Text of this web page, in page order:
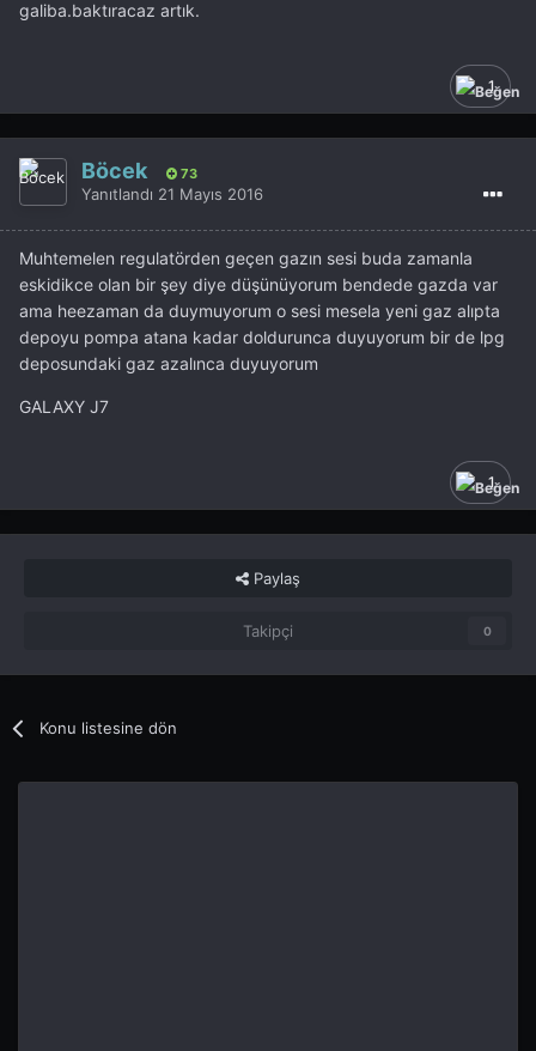
galiba.baktıracaz artık.
1
Böcek 73
Yanıtlandı 21 Mayıs 2016
Muhtemelen regulatörden geçen gazın sesi buda zamanla
eskidikce olan bir şey diye düşünüyorum bendede gazda var
ama heezaman da duymuyorum o sesi mesela yeni gaz alıpta
depoyu pompa atana kadar doldurunca duyuyorum bir de lpg
deposundaki gaz azalınca duyuyorum
GALAXY J7
1
Paylaş
Takipçi 0
Konu listesine dön